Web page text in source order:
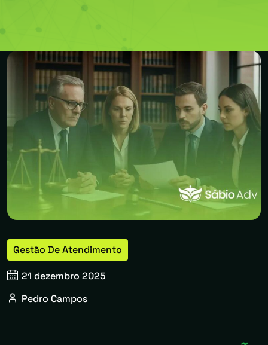
Gestão De Atendimento
21 dezembro 2025
Pedro Campos